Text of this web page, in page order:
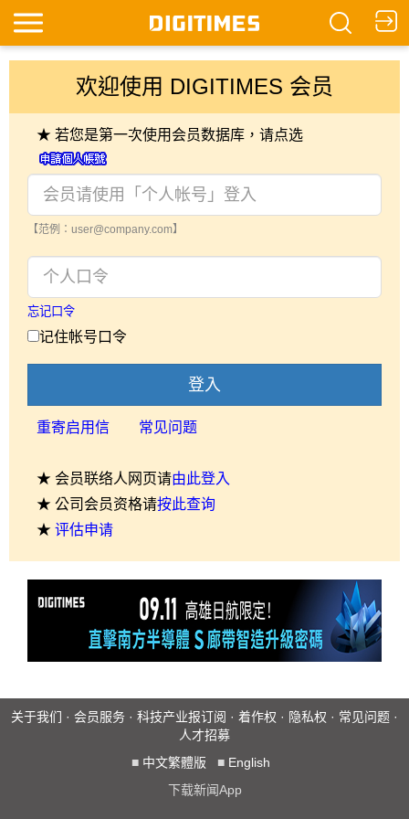
欢迎使用 DIGITIMES 会员
★ 若您是第一次使用会员数据库，请点选
【范例：user@company.com】
忘记口令
记住帐号口令
登入
重寄启用信 常见问题
★ 会员联络人网页请由此登入
★ 公司会员资格请按此查询
★ 评估申请
关于我们 · 会员服务 · 科技产业报订阅 · 着作权 · 隐私权 · 常见问题 ·
人才招募
■ 中文繁體版 ■ English
下载新闻App